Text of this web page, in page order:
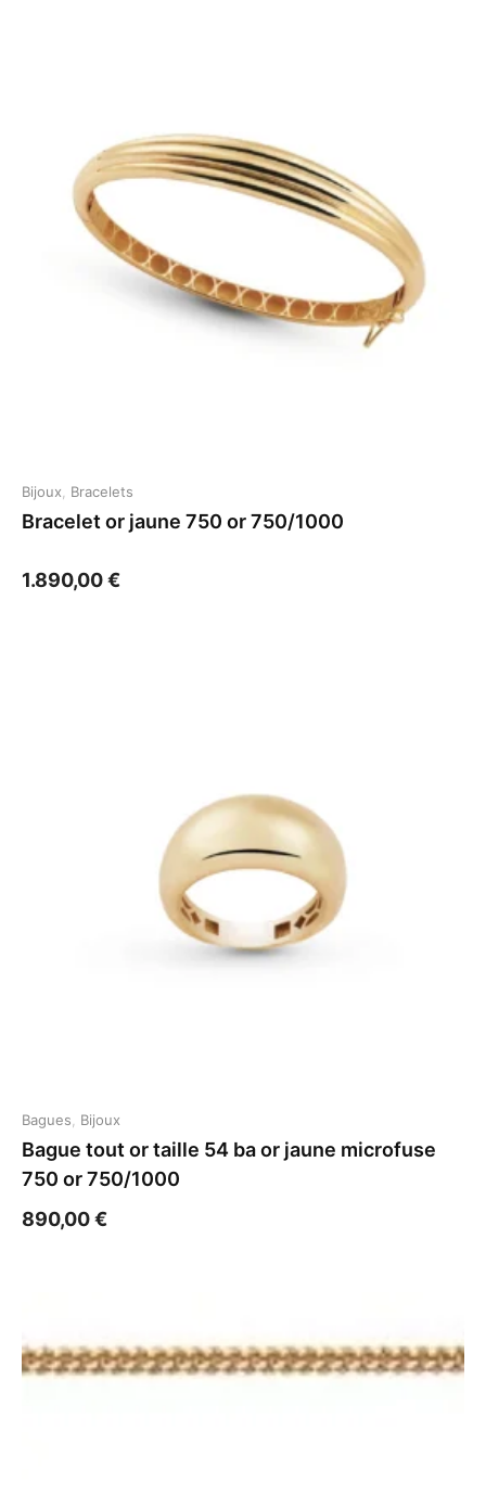
Bijoux Bracelets
Bracelet or jaune 750 or 750/1000
1.890,00€
Bagues Bijoux
Bague tout or taille 54 ba or jaune microfuse
750 or 750/1000
890,00€